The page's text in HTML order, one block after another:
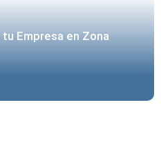
Empresa en Zona